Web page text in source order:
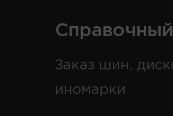
Заказ шин,
иномарки